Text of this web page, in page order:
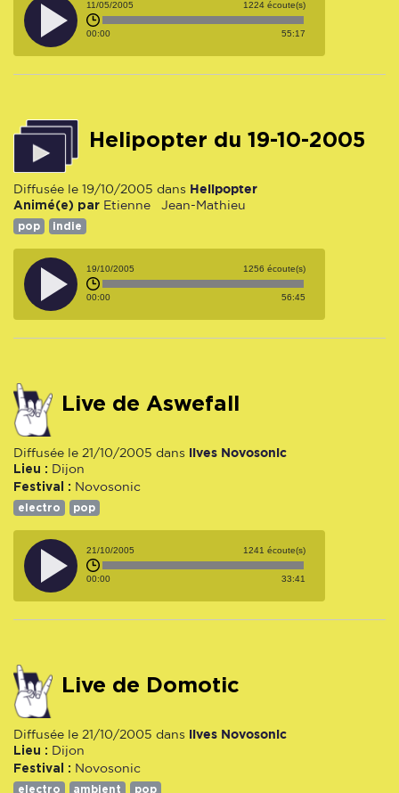
11/05/2005 1224 écoute(s)
00:00 55:17
Helipopter du 19-10-2005
Diffusée le 19/10/2005 dans Helipopter
Animé(e) par Etienne Jean-Mathieu
pop indie
19/10/2005 1256 écoute(s)
00:00 56:45
Live de Aswefall
Diffusée le 21/10/2005 dans lives Novosonic
Lieu : Dijon
Festival : Novosonic
electro pop
21/10/2005 1241 écoute(s)
00:00 33:41
Live de Domotic
Diffusée le 21/10/2005 dans lives Novosonic
Lieu : Dijon
Festival : Novosonic
electro ambient pop